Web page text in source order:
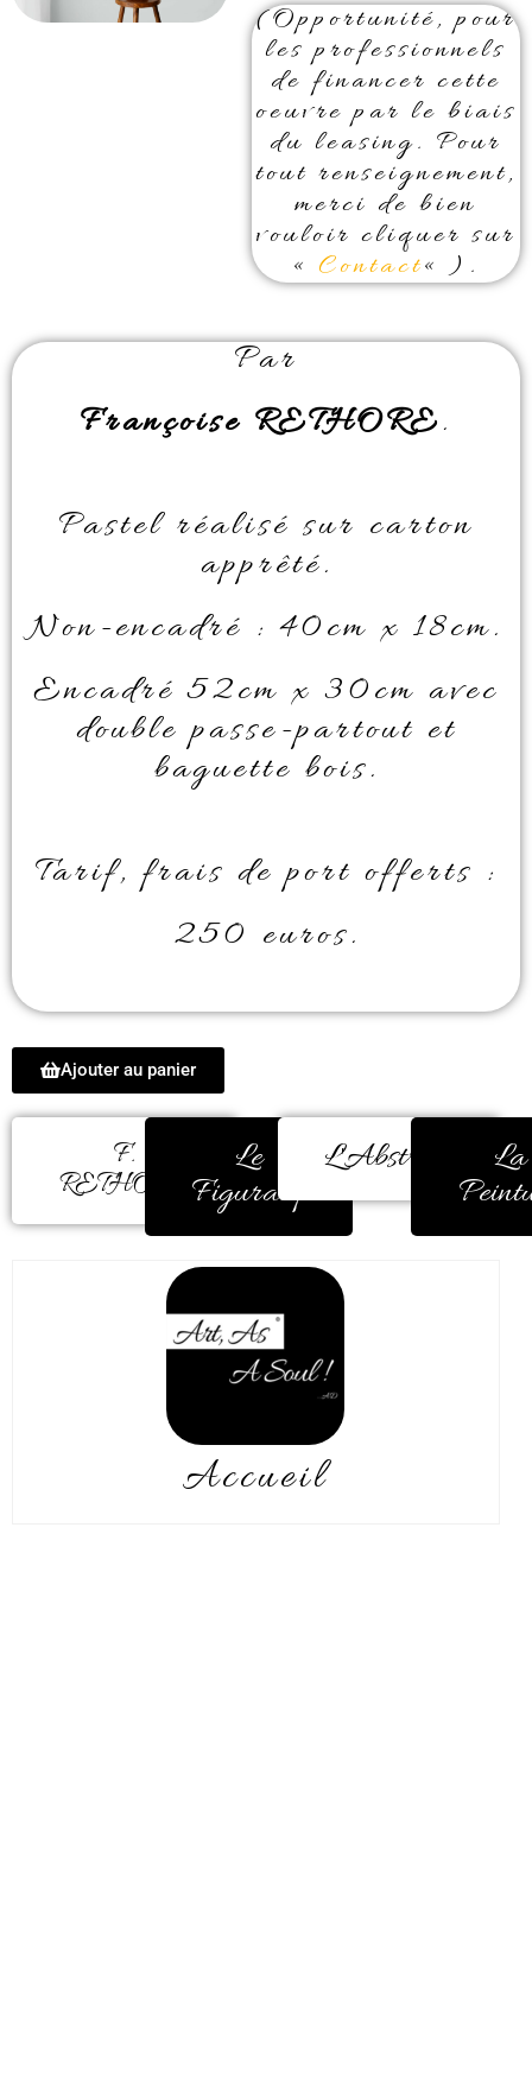
(Opportunité, pour
les professionnels
de financer cette
oeuvre par le biais
du leasing. Pour
tout renseignement,
merci de bien
vouloir cliquer sur
« Contact« ).
Par
Françoise RETHORE.
Pastel réalisé sur carton
apprêté.
Non-encadré : 40cm x 18cm.
Encadré 52cm x 30cm avec
double passe-partout et
baguette bois.
Tarif, frais de port offerts :
250 euros.
Ajouter au panier
F.
RETHORE
Le
Figuratif
L'Abstrait La
Accueil